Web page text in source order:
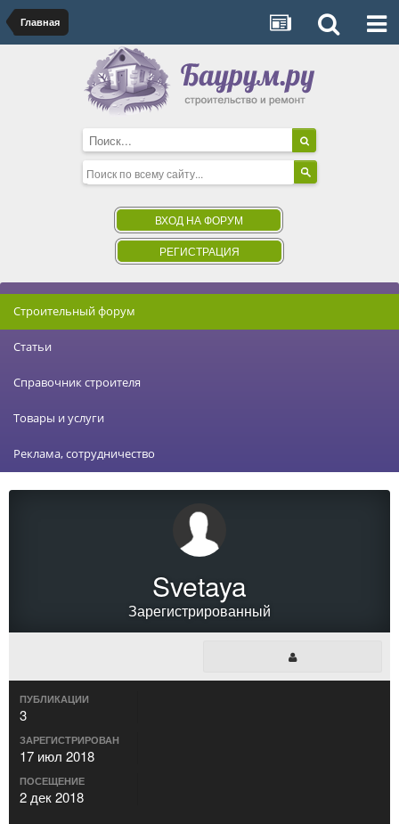
Главная
ВХОД НА ФОРУМ
РЕГИСТРАЦИЯ
Строительный форум
Статьи
Справочник строителя
Товары и услуги
Реклама, сотрудничество
Svetaya
Зарегистрированный
ПУБЛИКАЦИИ
3
ЗАРЕГИСТРИРОВАН
17 июл 2018
ПОСЕЩЕНИЕ
2 дек 2018